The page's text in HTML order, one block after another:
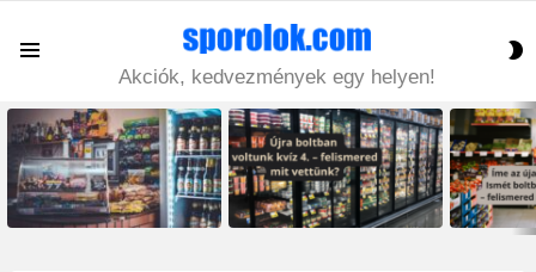
Akciók, kedvezmények egy helyen!
LATEST
STORIES